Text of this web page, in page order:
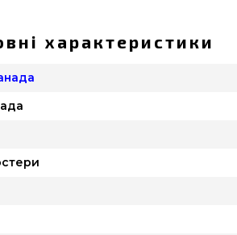
характеристики